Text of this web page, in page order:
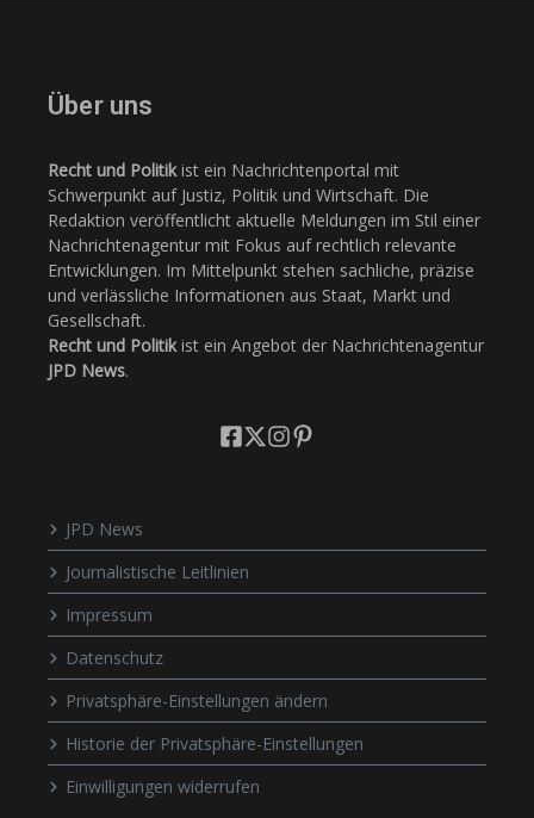
Über uns
Recht und Politikist ein Nachrichtenportal mit
Schwerpunkt auf Justiz, Politik und Wirtschaft. Die
Redaktion veröffentlicht aktuelle Meldungen im Stil einer
Nachrichtenagentur mit Fokus auf rechtlich relevante
Entwicklungen. Im Mittelpunkt stehen sachliche, präzise
und verlässliche Informationen aus Staat, Markt und
Gesellschaft.
Recht und Politikist ein Angebot der Nachrichtenagentur
JPD News.
JPD News
Journalistische Leitlinien
Impressum
Datenschutz
Privatsphäre-Einstellungen ändern
Historie der Privatsphäre-Einstellungen
Einwilligungen widerrufen